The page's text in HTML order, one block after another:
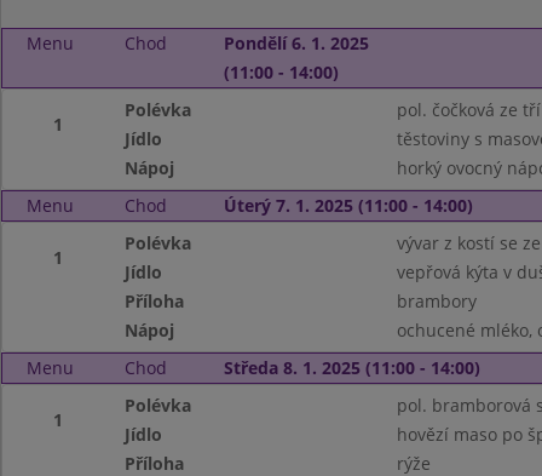
Menu Chod
Pondělí 6. 1. 2025
(11:00 - 14:00)
1
Polévka
pol. čočková ze
Jídlo
těstoviny s
Nápoj
horký ovocný
Menu
Chod Úterý 7. 1. 2025 (11:00 - 14:00)
1
Polévka
vývar z kostí se
Jídlo
vepřová kýta v
Příloha
brambory
Nápoj
ochucené mléko,
Menu
Chod Středa 8. 1. 2025 (11:00 - 14:00)
1
Polévka
pol. bramborová
Jídlo
hovězí maso po
Příloha
rýže